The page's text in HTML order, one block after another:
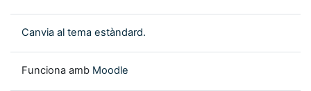
Canvia al tema estàndard.
Funciona amb Moodle